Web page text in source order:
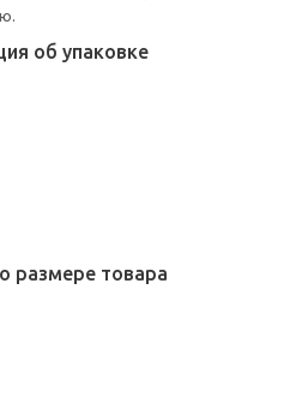
об упаковке
размере товара